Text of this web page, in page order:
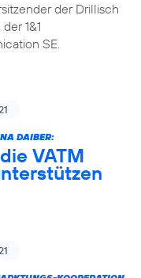
der Drillisch
1&1
SE.
DAIBER:
VATM